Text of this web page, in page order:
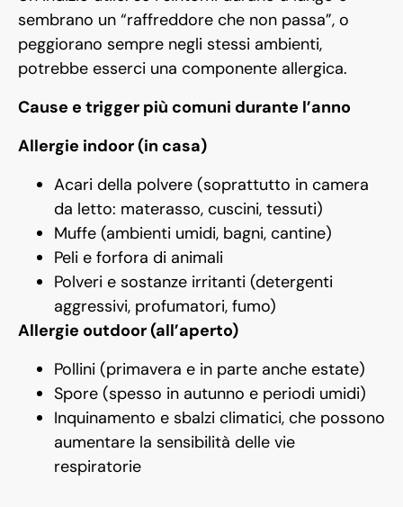
sembrano un “raffreddore che non passa”, o
peggiorano sempre negli stessi ambienti,
potrebbe esserci una componente allergica.
Cause e trigger più comuni durante l’anno
Allergie indoor (in casa)
Acari della polvere (soprattutto in camera
da letto: materasso, cuscini, tessuti)
Muffe (ambienti umidi, bagni, cantine)
Peli e forfora di animali
Polveri e sostanze irritanti (detergenti
aggressivi, profumatori, fumo)
Allergie outdoor (all’aperto)
Pollini (primavera e in parte anche estate)
Spore (spesso in autunno e periodi umidi)
Inquinamento e sbalzi climatici, che possono
aumentare la sensibilità delle vie
respiratorie